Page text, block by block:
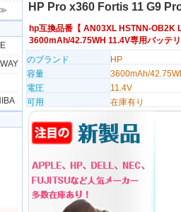
≫ HP Pro x360 Fortis 11 G9
hp互換品番【 AN03XL HSTNN-OB2K
3600mAh/42.75WH 11.4V専用バッテ
のブランド
HP
容量
3600mAh/
電圧
11.4V
可用
在庫有り